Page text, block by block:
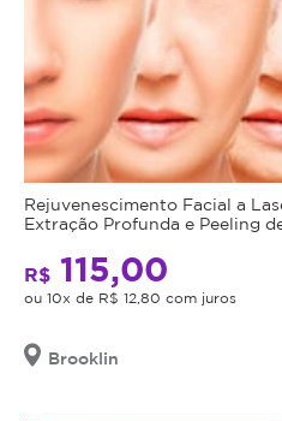
Rejuvenescimento Facial a
Extração Profunda e Peeling
R$ 115,00
ou 10x de R$ 12,80 com juros
Brooklin